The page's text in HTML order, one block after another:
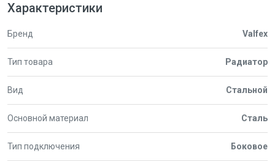
Характеристики
Бренд Valfex
Тип товара Радиатор
Вид Стальной
Основной материал Сталь
Тип подключения Боковое